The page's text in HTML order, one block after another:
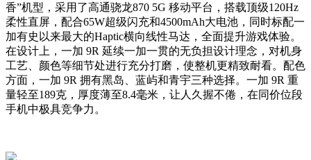
香”机型，采用了高通骁龙870 5G 移动平台，搭载顶级120Hz
柔性直屏，配合65W超级闪充和4500mAh大电池，同时标配一
加有史以来最大的Haptic横向线性马达，全面提升游戏体验。
在设计上，一加 9R 延续一加一贯的无负担设计理念，对机身
工艺、颜色等细节处进行充分打磨，使整机更精致耐看。配色
方面，一加 9R 拥有黑岛、蓝屿和青宇三种选择。一加 9R 重
量轻至189克，厚度薄至8.4毫米，让人久握不倦，在同价位段
手机中极具竞争力。